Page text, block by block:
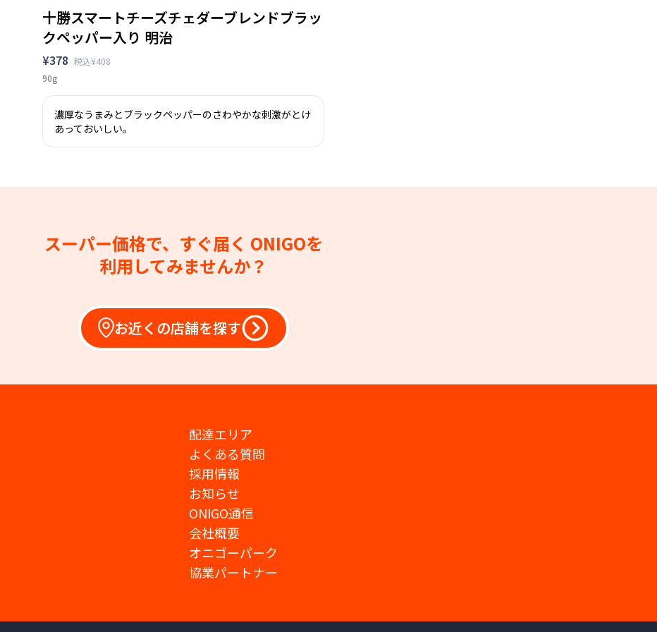
十勝スマートチーズチェダーブレンドブラッ
クペッパー入り 明治
¥378 税込¥408
90g
濃厚なうまみとブラックペッパーのさわやかな刺激がとけ
あっておいしい。
スーパー価格で、すぐ届く ONIGOを
利用してみませんか？
お近くの店舗を探す
配達エリア
よくある質問
採用情報
お知らせ
ONIGO通信
会社概要
オニゴーパーク
協業パートナー